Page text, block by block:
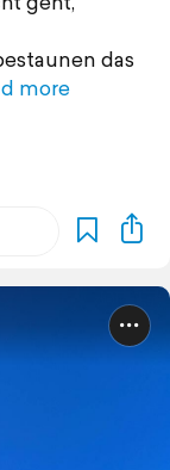
das
more